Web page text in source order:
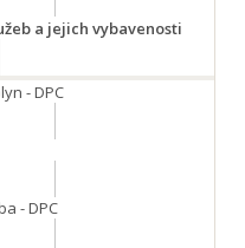
a jejich vybavenosti
- DPC
- DPC